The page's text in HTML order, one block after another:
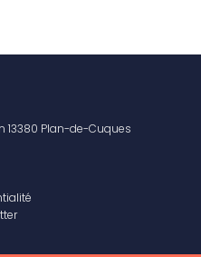
13380 Plan-de-Cuques